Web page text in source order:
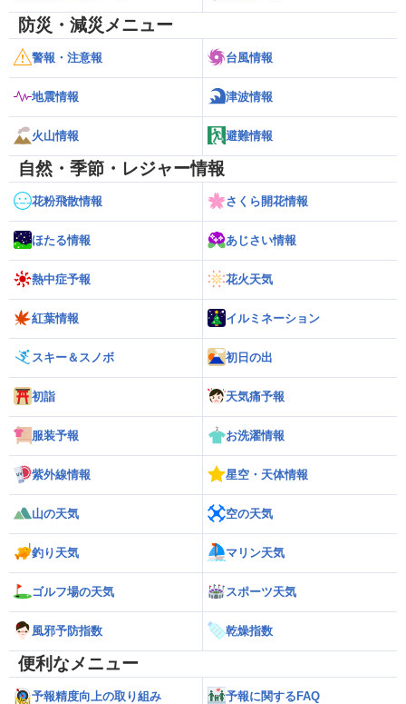
防災・減災メニュー
警報・注意報 台風情報
地震情報 津波情報
火山情報 避難情報
自然・季節・レジャー情報
花粉飛散情報 さくら開花情報
ほたる情報 あじさい情報
熱中症予報 花火天気
紅葉情報 イルミネーション
スキー＆スノボ 初日の出
初詣 天気痛予報
服装予報 お洗濯情報
紫外線情報 星空・天体情報
山の天気 空の天気
釣り天気 マリン天気
ゴルフ場の天気 スポーツ天気
風邪予防指数 乾燥指数
便利なメニュー
予報精度向上の取り組み 予報に関するFAQ